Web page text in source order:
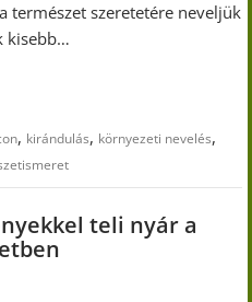
természet szeretetére neveljük
kisebb…
, kirándulás, környezeti nevelés,
teli nyár a